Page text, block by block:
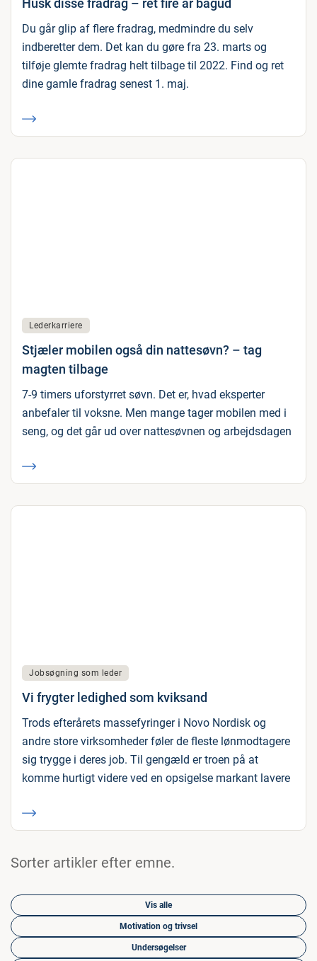
Husk disse fradrag – ret fire år bagud
Du går glip af flere fradrag, medmindre du selv
indberetter dem. Det kan du gøre fra 23. marts og
tilføje glemte fradrag helt tilbage til 2022. Find og ret
dine gamle fradrag senest 1. maj.
Lederkarriere
Stjæler mobilen også din nattesøvn? – tag
magten tilbage
7-9 timers uforstyrret søvn. Det er, hvad eksperter
anbefaler til voksne. Men mange tager mobilen med i
seng, og det går ud over nattesøvnen og arbejdsdagen
Jobsøgning som leder
Vi frygter ledighed som kviksand
Trods efterårets massefyringer i Novo Nordisk og
andre store virksomheder føler de fleste lønmodtagere
sig trygge i deres job. Til gengæld er troen på at
komme hurtigt videre ved en opsigelse markant lavere
Sorter artikler efter emne.
Vis alle
Motivation og trivsel
Undersøgelser